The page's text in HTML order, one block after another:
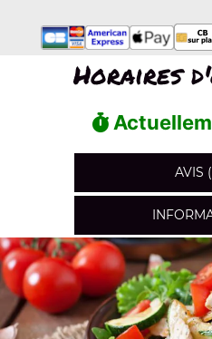
Horaires
AVIS